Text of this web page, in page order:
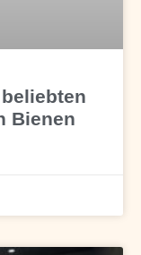
Bienen